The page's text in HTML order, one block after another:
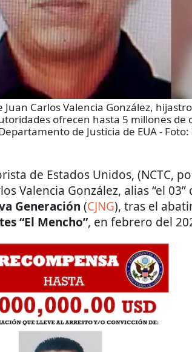
Carlos Valencia González, hijastro
ofrecen hasta 5 millones de
de Justicia de EUA- Foto:
de Estados Unidos, (NCTC,
Valencia González, alias “el
Generación (CJNG), tras el
“El Mencho”, en febrero del